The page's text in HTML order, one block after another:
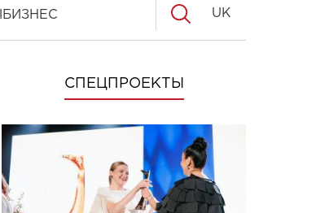
БИЗНЕС UK
СПЕЦПРОЕКТЫ